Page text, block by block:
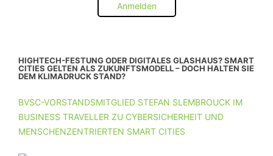
Anmelden
HIGHTECH-FESTUNG ODER DIGITALES GLASHAUS? SMART
CITIES GELTEN ALS ZUKUNFTSMODELL – DOCH HALTEN SIE
DEM KLIMADRUCK STAND?
BVSC-VORSTANDSMITGLIED STEFAN SLEMBROUCK IM
BUSINESS TRAVELLER ZU CYBERSICHERHEIT UND
MENSCHENZENTRIERTEN SMART CITIES